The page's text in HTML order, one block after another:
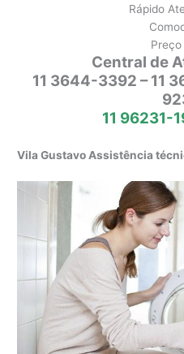
Rápido
Central de
11 3644-3392 – 11
11 96231-
Vila Gustavo Assistência